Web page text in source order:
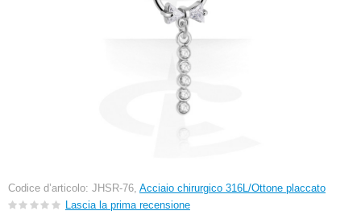
Codice d’articolo: JHSR-76, Acciaio chirurgico 316L/Ottone placcato
Lascia la prima recensione